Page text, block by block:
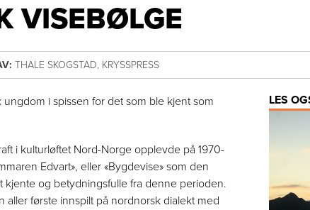
VISEBØLGE
THALE SKOGSTAD, KRYSSPRESS
ungdom i spissen for det som ble kjent som
i kulturløftet Nord-Norge opplevde på 1970-
Edvart», eller «Bygdevise» som den
kjente og betydningsfulle fra denne perioden.
aller første innspilt på nordnorsk dialekt med
LES